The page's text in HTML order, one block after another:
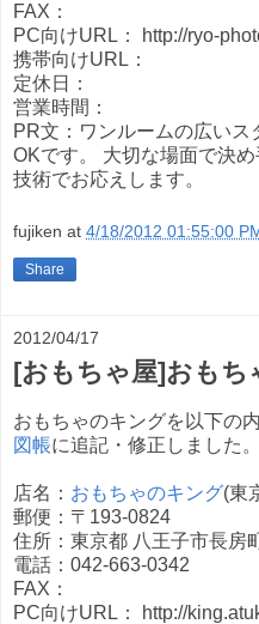
FAX：
PC向けURL： http://ryo-
携帯向けURL：
定休日：
営業時間：
PR文：ワンルームの広いス
OKです。 大切な場面で決
技術でお応えします。
fujiken at 4/18/2012 01:55:00
Share
2012/04/17
[おもちゃ屋]おもち
おもちゃのキングを以下の
図帳に追記・修正しました。
店名： おもちゃのキング(東
郵便：〒193-0824
住所：東京都 八王子市長房
電話：042-663-0342
FAX：
PC向けURL： http://